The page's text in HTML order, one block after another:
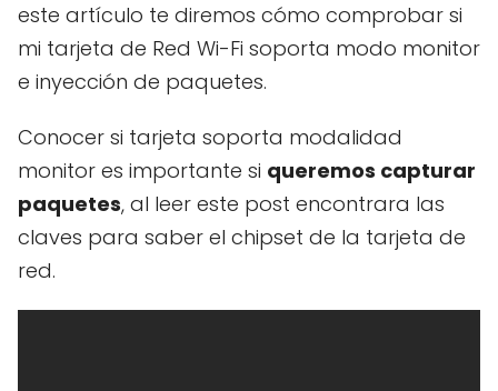
este artículo te diremos cómo comprobar si
mi tarjeta de Red Wi-Fi soporta modo monitor
e inyección de paquetes.
Conocer si tarjeta soporta modalidad
monitor es importante si queremos capturar
paquetes, al leer este post encontrara las
claves para saber el chipset de la tarjeta de
red.